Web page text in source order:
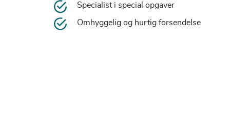
Specialist i special opgaver
Omhyggelig og hurtig forsendelse